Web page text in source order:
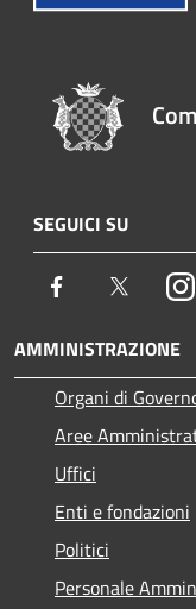
SEGUICI SU
Facebook Twitter
AMMINISTRAZIONE
Organi di
Aree
Uffici
Enti e fondazioni
Politici
Personale